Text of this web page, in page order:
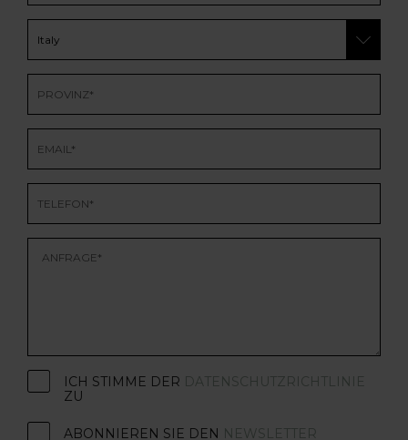
ICH STIMME DER DATENSCHUTZRICHTLINIE
ZU
ABONNIEREN SIE DEN NEWSLETTER